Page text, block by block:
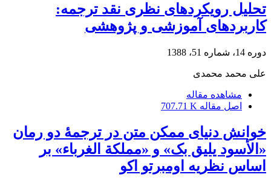
تحلیل رویکردهای نظری نقد ترجمه:
کاربردهای آموزشی و پژوهشی
دوره 14، شماره 51، 1388
علی محمد محمدی
مشاهده مقاله
اصل مقاله 707.71 K
خوانش دنیای ممکن متن در ترجمۀ دو رمان
«الأسود یلیق بک» و «مملکة الغرباء» بر
اساس نظریه اومبرتو اکو